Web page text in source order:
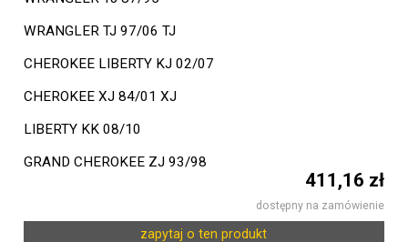
WRANGLER TJ 97/06 TJ
CHEROKEE LIBERTY KJ 02/07
CHEROKEE XJ 84/01 XJ
LIBERTY KK 08/10
GRAND CHEROKEE ZJ 93/98
411,16 zł
dostępny na zamówienie
zapytaj o ten produkt